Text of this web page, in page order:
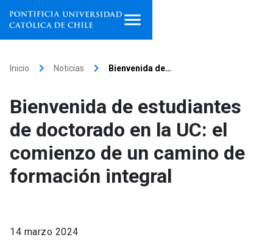
Facultades, escuelas e
institutos
Investigación
Inicio keyboard_arrow_right Noticias keyboard_arrow_right Bienvenida de…
Bienvenida de estudiantes
de doctorado en la UC: el
comienzo de un camino de
formación integral
14 marzo 2024